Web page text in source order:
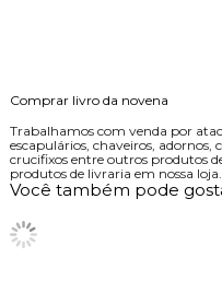
Comprar livro da novena
Trabalhamos com venda por
escapulários, chaveiros, adornos,
crucifixos entre outros produtos
produtos de livraria em nossa loja.
Você também pode